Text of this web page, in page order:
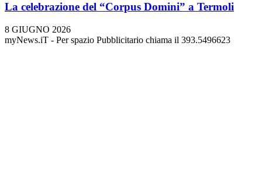
La celebrazione del “Corpus Domini” a Termoli
8 GIUGNO 2026
myNews.iT - Per spazio Pubblicitario chiama il 393.5496623